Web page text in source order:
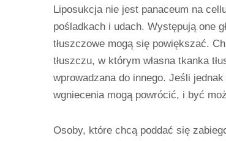
Liposukcja nie jest panaceum na
pośladkach i udach. Występują one
tłuszczowe mogą się powiększać.
tłuszczu, w którym własna tkanka
wprowadzana do innego. Jeśli
wgniecenia mogą powrócić, i być
Osoby, które chcą poddać się